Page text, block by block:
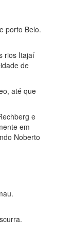
porto Belo.
rios Itajaí
de
até que
e
em
Noberto